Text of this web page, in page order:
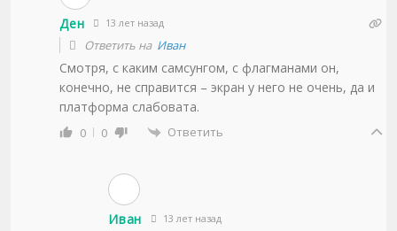
Ден 13 лет назад
Ответить на Иван
Смотря, с каким самсунгом, с флагманами он,
конечно, не справится – экран у него не очень, да и
платформа слабовата.
0 0 Ответить
Иван 13 лет назад